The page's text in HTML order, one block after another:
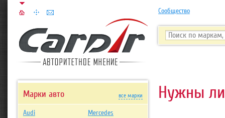
Сообщество
Нужны
Марки авто все марки
Audi
Mercedes